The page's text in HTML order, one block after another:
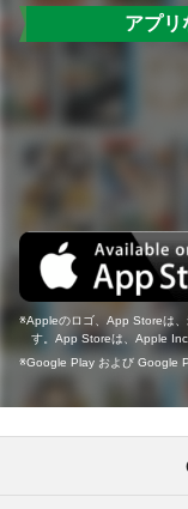
アプリ
Appleのロゴ、App Storeは
す。App Storeは、Apple
Google Play および Google